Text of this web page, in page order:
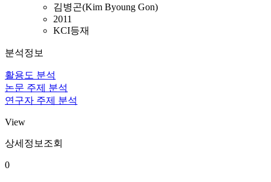
김병곤(Kim Byoung Gon)
2011
KCI등재
분석정보
활용도 분석
논문 주제 분석
연구자 주제 분석
View
상세정보조회
0